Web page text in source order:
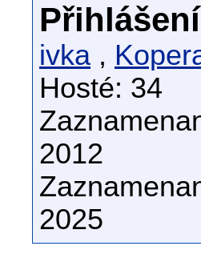
ivka ,
Hosté: 34
2012
2025